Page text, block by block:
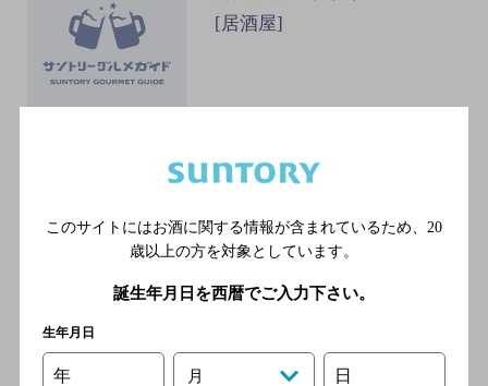
[居酒屋]
地酒と焼肴 古町山田家
ＪＲ 新潟駅 万代口 車7分
ジョー
このサイトにはお酒に関する情報が含まれているため、 20
歳以上の方を対象としています。
誕生年月日を西暦でご入力下さい。
生年月日
年 月 日